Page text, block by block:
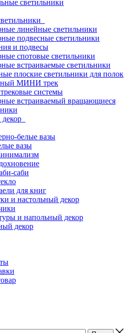
светильники
линейные светильники
подвесные светильники
и подвесы
спотовые светильники
встраиваемые светильники
плоские светильники для полок
МИНИ трек
системы
встраиваемый вращающиеся
белые вазы
вазы
саби
для книг
и настольный декор
и напольный декор
декор